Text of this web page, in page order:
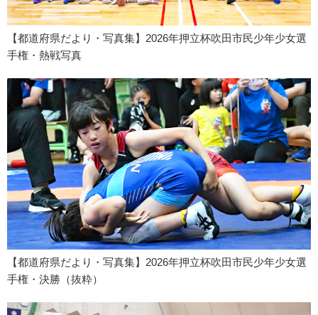
【都道府県だより・写真集】2026年押立杯吹田市民少年少女選
手権・熱戦写真
【都道府県だより・写真集】2026年押立杯吹田市民少年少女選
手権・決勝（抜粋）